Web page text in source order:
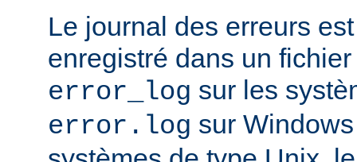
Le journal des erreurs
enregistré dans un
error_log sur les
error.log sur